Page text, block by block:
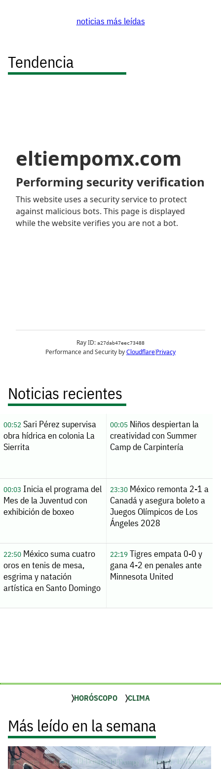
noticias más leídas
Tendencia
Noticias recientes
00:52Sari Pérez supervisa
obra hídrica en colonia La
Sierrita
00:05Niños despiertan la
creatividad con Summer
Camp de Carpintería
00:03 Inicia el programa del
Mes de la Juventud con
exhibición de boxeo
23:30México remonta 2-1 a
Canadá y asegura boleto a
Juegos Olímpicos de Los
Ángeles 2028
22:50México suma cuatro
oros en tenis de mesa,
esgrima y natación
artística en Santo Domingo
22:19Tigres empata 0-0 y
gana 4-2 en penales ante
Minnesota United
HORÓSCOPO CLIMA
Más leído en la semana